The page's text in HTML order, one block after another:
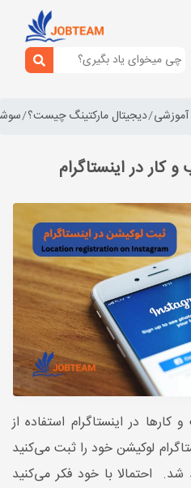
دیجیتال مارکتینگ چیست؟
در اینستاگرام
در اینستاگرام استفاده از
لوکیشن خود را ثبت می‌کنید
شد. احتمالا با خود فکر می‌کنید